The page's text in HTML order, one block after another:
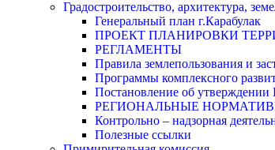
Градостроительство, архитектура,
Генеральный план г.Карабулак
ПРОЕКТ ПЛАНИРОВКИ
РЕГЛАМЕНТЫ
Правила землепользования и
Программы комплексного
Постановление об утверждении
РЕГИОНАЛЬНЫЕ
Контрольно – надзорная
Полезные ссылки